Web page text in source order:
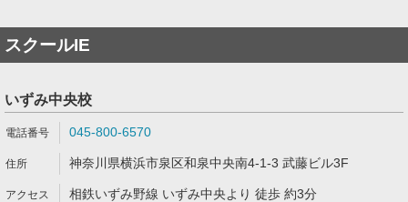
スクールIE
いずみ中央校
045-800-6570
神奈川県横浜市泉区和泉中央南4-1-3 武藤ビル3F
相鉄いずみ野線 いずみ中央より 徒歩 約3分